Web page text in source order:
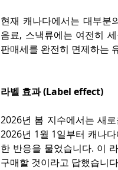
현재 캐나다에서는 대부분
음료, 스낵류에는 여전히
판매세를 완전히 면제하는
라벨 효과 (Label effect)
2026년 봄 지수에서는 새
2026년 1월 1일부터 캐나다
한 반응을 물었습니다. 이
구매할 것이라고 답했습니